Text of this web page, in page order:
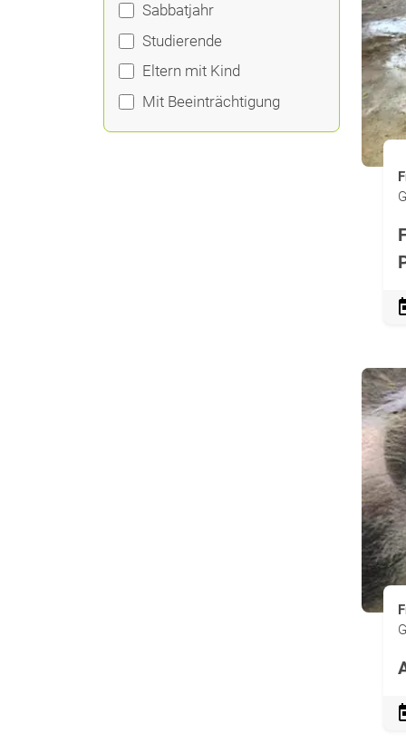
Sabbatjahr
Studierende
Eltern mit Kind
Mit Beeinträchtigung